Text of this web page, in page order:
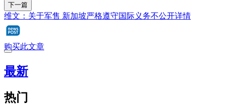
下一篇
维文：关于军售 新加坡严格遵守国际义务不公开详情
购买此文章
最新
热门